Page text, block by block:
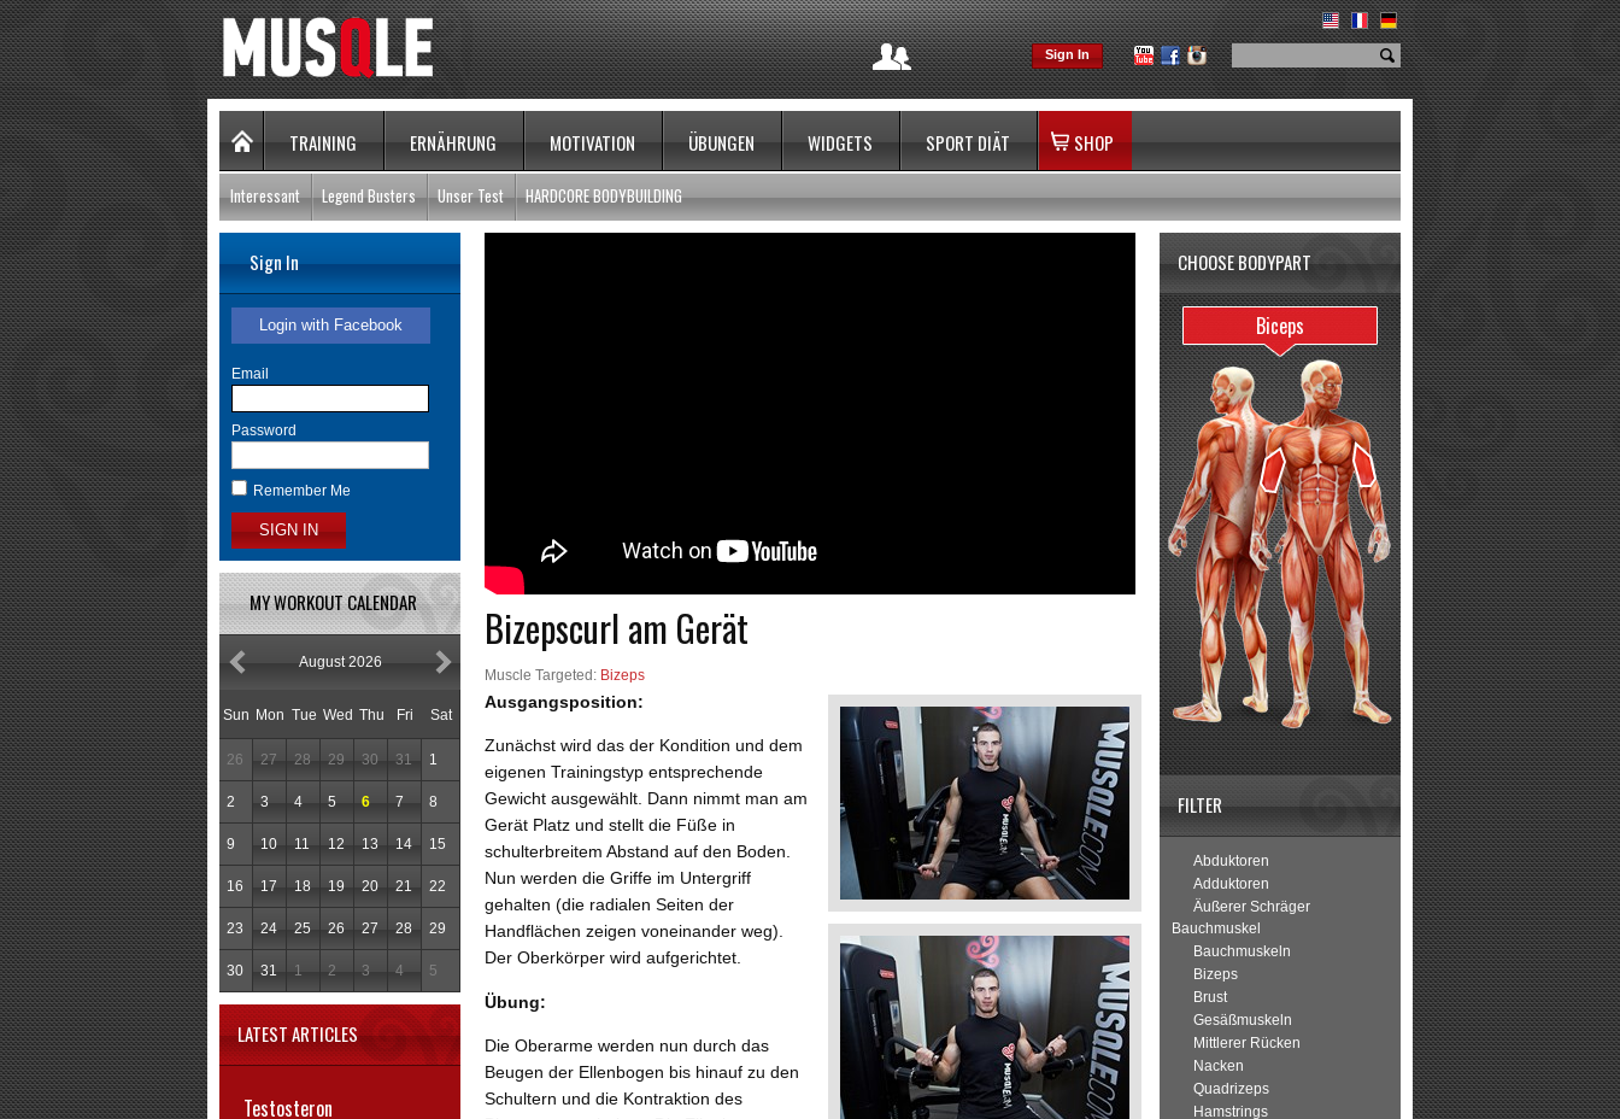
Sign In
TRAINING ERNÄHRUNG MOTIVATION ÜBUNGEN WIDGETS SPORT DIÄT SHOP
Interessant Legend Busters Unser Test HARDCORE BODYBUILDING
Sign In
Login with Facebook
Email
Password
Remember Me
SIGN IN
MY WORKOUT CALENDAR
August 2026
Sun Mon Tue Wed Thu Fri Sat
26 27 28 29 30 31 1
2 3 4 5 6 7 8
9 10 11 12 13 14 15
16 17 18 19 20 21 22
23 24 25 26 27 28 29
30 31 1 2 3 4 5
LATEST ARTICLES
Testosteron
Bizepscurl am Gerät
Muscle Targeted: Bizeps
Ausgangsposition:
Zunächst wird das der Kondition und dem
eigenen Trainingstyp entsprechende
Gewicht ausgewählt. Dann nimmt man am
Gerät Platz und stellt die Füße in
schulterbreitem Abstand auf den Boden.
Nun werden die Griffe im Untergriff
gehalten (die radialen Seiten der
Handflächen zeigen voneinander weg).
Der Oberkörper wird aufgerichtet.
Übung:
Die Oberarme werden nun durch das
Beugen der Ellenbogen bis hinauf zu den
Schultern und die Kontraktion des
CHOOSE BODYPART
Biceps
FILTER
Abduktoren
Adduktoren
Äußerer Schräger
Bauchmuskel
Bauchmuskeln
Bizeps
Brust
Gesäßmuskeln
Mittlerer Rücken
Nacken
Quadrizeps
Hamstrings